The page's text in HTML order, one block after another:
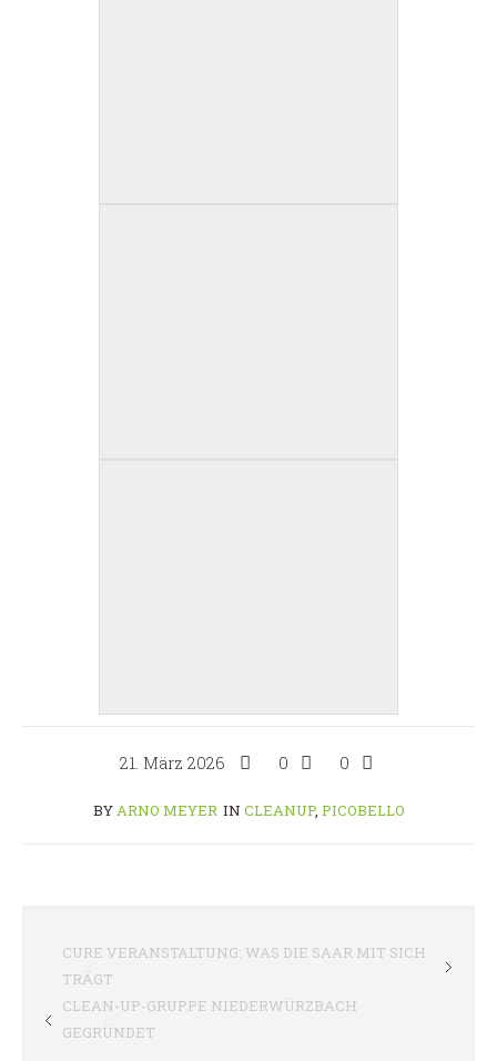
21. März 2026 0 0
BYARNO MEYER IN CLEANUP, PICOBELLO
CURE VERANSTALTUNG: WAS DIE SAAR MIT SICH
TRÄGT
CLEAN-UP-GRUPPE NIEDERWÜRZBACH
GEGRÜNDET